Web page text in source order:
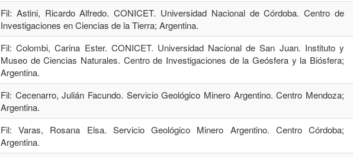
Fil: Astini, Ricardo Alfredo. CONICET. Universidad Nacional de Córdoba. Centro de
Investigaciones en Ciencias de la Tierra; Argentina.
Fil: Colombi, Carina Ester. CONICET. Universidad Nacional de San Juan. Instituto y
Museo de Ciencias Naturales. Centro de Investigaciones de la Geósfera y la Biósfera;
Argentina.
Fil: Cecenarro, Julián Facundo. Servicio Geológico Minero Argentino. Centro Mendoza;
Argentina.
Fil: Varas, Rosana Elsa. Servicio Geológico Minero Argentino. Centro Córdoba;
Argentina.